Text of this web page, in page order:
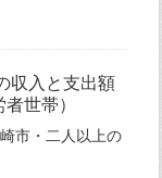
収入と支出額
世帯）
市・二人以上の